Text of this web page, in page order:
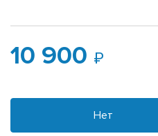
10 900
Нет